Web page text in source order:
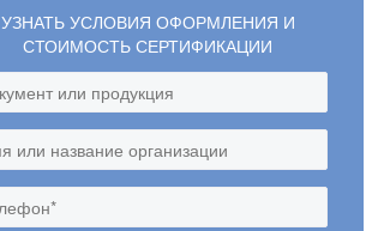
УЗНАТЬ УСЛОВИЯ ОФОРМЛЕНИЯ И
СТОИМОСТЬ СЕРТИФИКАЦИИ